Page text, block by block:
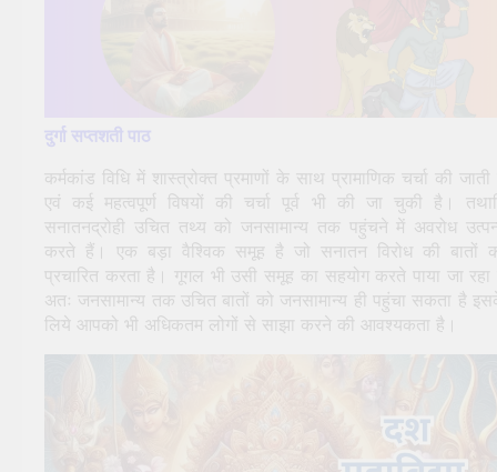
दुर्गा सप्तशती पाठ
कर्मकांड विधि में शास्त्रोक्त प्रमाणों के साथ प्रामाणिक चर्चा की जाती
एवं कई महत्वपूर्ण विषयों की चर्चा पूर्व भी की जा चुकी है।
सनातनद्रोही उचित तथ्य को जनसामान्य तक पहुंचने में अवरोध
करते हैं। एक बड़ा वैश्विक समूह है जो सनातन विरोध की बातों
प्रचारित करता है। गूगल भी उसी समूह का सहयोग करते पाया जा रहा
अतः जनसामान्य तक उचित बातों को जनसामान्य ही पहुंचा सकता है
लिये आपको भी अधिकतम लोगों से साझा करने की आवश्यकता है।